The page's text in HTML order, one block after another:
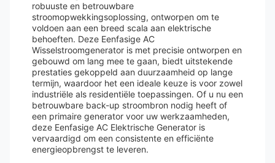
robuuste en betrouwbare
stroomopwekkingsoplossing, ontworpen om te
voldoen aan een breed scala aan elektrische
behoeften. Deze Eenfasige AC
Wisselstroomgenerator is met precisie ontworpen en
gebouwd om lang mee te gaan, biedt uitstekende
prestaties gekoppeld aan duurzaamheid op lange
termijn, waardoor het een ideale keuze is voor zowel
industriële als residentiële toepassingen. Of u nu een
betrouwbare back-up stroombron nodig heeft of
een primaire generator voor uw werkzaamheden,
deze Eenfasige AC Elektrische Generator is
vervaardigd om een consistente en efficiënte
energieopbrengst te leveren.